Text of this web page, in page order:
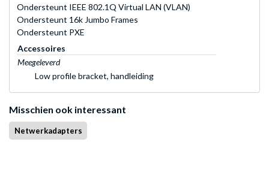
Ondersteunt IEEE 802.1Q Virtual LAN (VLAN)
Ondersteunt 16k Jumbo Frames
Ondersteunt PXE
Accessoires
Meegeleverd
Low profile bracket, handleiding
Misschien ook interessant
Netwerkadapters